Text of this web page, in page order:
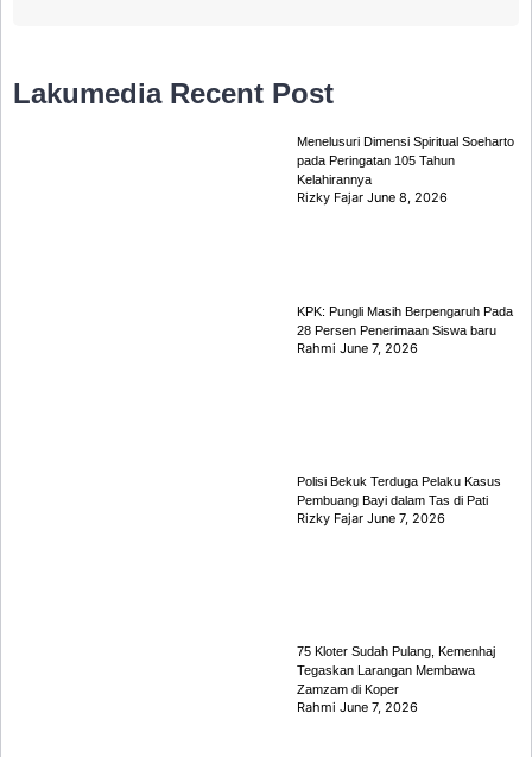
Lakumedia Recent Post
Menelusuri Dimensi Spiritual Soeharto
pada Peringatan 105 Tahun
Kelahirannya
Rizky FajarJune 8, 2026
KPK: Pungli Masih Berpengaruh Pada
28 Persen Penerimaan Siswa baru
RahmiJune 7, 2026
Polisi Bekuk Terduga Pelaku Kasus
Pembuang Bayi dalam Tas di Pati
Rizky FajarJune 7, 2026
75 Kloter Sudah Pulang, Kemenhaj
Tegaskan Larangan Membawa
Zamzam di Koper
RahmiJune 7, 2026